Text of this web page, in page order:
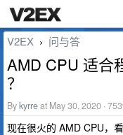
V2EX › 问与答
AMD CPU 适合
？
Bykyrreat May 30, 2020 ·
现在很火的 AMD CPU，